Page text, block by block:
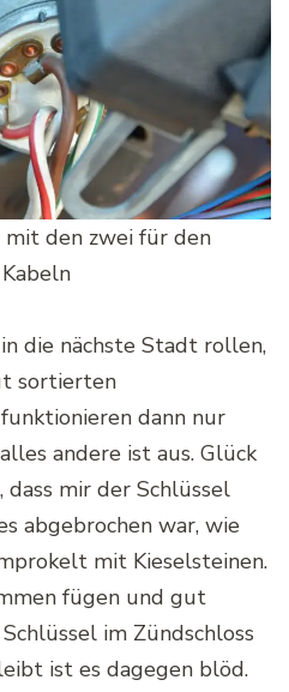
mit den zwei für den
die nächste Stadt rollen,
sortierten
dann nur
andere ist aus. Glück
mir der Schlüssel
abgebrochen war, wie
mit Kieselsteinen.
fügen und gut
im Zündschloss
ist es dagegen blöd.